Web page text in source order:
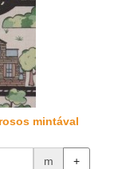
mintával
m +